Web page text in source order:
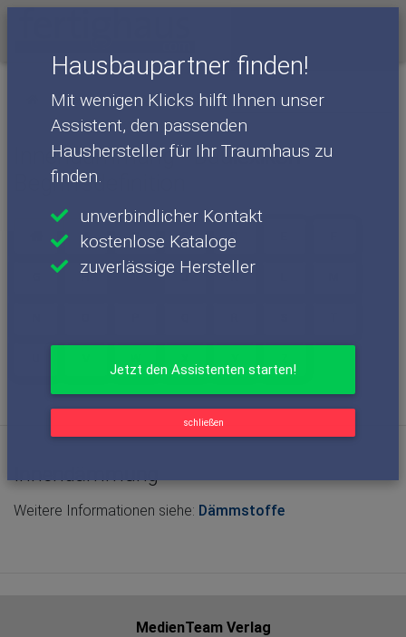
Hausbaupartner finden!
Mit wenigen Klicks hilft Ihnen unser
Assistent, den passenden
Haushersteller für Ihr Traumhaus zu
finden.
unverbindlicher Kontakt
kostenlose Kataloge
zuverlässige Hersteller
Jetzt den Assistenten starten!
schließen
Baulexikon Begriffe mit I
Innendämmung - Baulexikon
Begriffsdefinition
A B C D
H I J K
Weitere Informationen siehe: Dämmstoffe
MedienTeam Verlag